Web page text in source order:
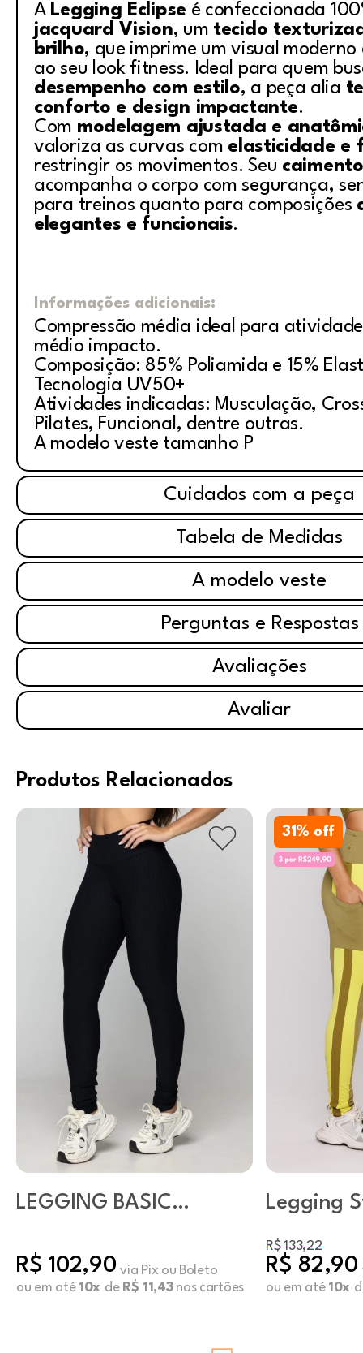
A Legging Eclipse é confeccionada
jacquard Vision, um tecido
brilho, que imprime um visual
ao seu look fitness. Ideal para quem
desempenho com estilo, a peça alia
conforto e design impactante.
Com modelagem ajustada e
valoriza as curvas com elasticidade e
restringir os movimentos. Seu
acompanha o corpo com segurança,
para treinos quanto para composições
elegantes e funcionais.
Informações adicionais:
Compressão média ideal para
médio impacto.
Composição: 85% Poliamida e 15%
Tecnologia UV50+
Atividades indicadas: Musculação,
Pilates, Funcional, dentre outras.
A modelo veste tamanho P
Cuidados com a peça
Tabela de Medidas
A modelo veste
Perguntas e Respostas
Avaliações
Avaliar
Produtos Relacionados
LEGGING BASIC
R$ 102,90 via Pix ou Boleto
ou em até 10x de R$ 11,43nos cartões
31 % off
Legging
R$ 133,22
R$ 82,90
ou em até 10x